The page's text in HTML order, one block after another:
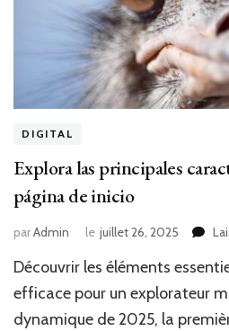
DIGITAL
Explora las principales
página de inicio
parAdmin le juillet 26, 2025
Découvrir les éléments
efficace pour un explorateur
dynamique de 2025, la